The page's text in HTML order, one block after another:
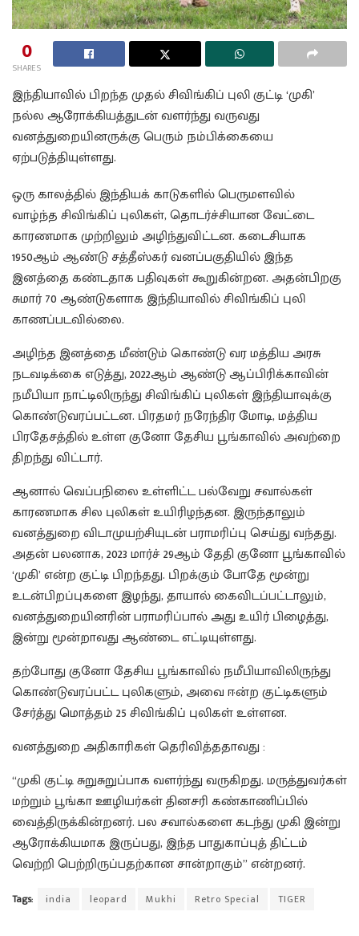
0
SHARES
இந்தியாவில் பிறந்த முதல் சிவிங்கிப் புலி குட்டி ‘முகி’
நல்ல ஆரோக்கியத்துடன் வளர்ந்து வருவது
வனத்துறையினருக்கு பெரும் நம்பிக்கையை
ஏற்படுத்தியுள்ளது.
ஒரு காலத்தில் இந்தியக் காடுகளில் பெருமளவில்
வாழ்ந்த சிவிங்கிப் புலிகள், தொடர்ச்சியான வேட்டை
காரணமாக முற்றிலும் அழிந்துவிட்டன. கடைசியாக
1950ஆம் ஆண்டு சத்தீஸ்கர் வனப்பகுதியில் இந்த
இனத்தை கண்டதாக பதிவுகள் கூறுகின்றன. அதன்பிறகு
சுமார் 70 ஆண்டுகளாக இந்தியாவில் சிவிங்கிப் புலி
காணப்படவில்லை.
அழிந்த இனத்தை மீண்டும் கொண்டு வர மத்திய அரசு
நடவடிக்கை எடுத்து, 2022ஆம் ஆண்டு ஆப்பிரிக்காவின்
நமீபியா நாட்டிலிருந்து சிவிங்கிப் புலிகள் இந்தியாவுக்கு
கொண்டுவரப்பட்டன. பிரதமர் நரேந்திர மோடி, மத்திய
பிரதேசத்தில் உள்ள குனோ தேசிய பூங்காவில் அவற்றை
திறந்து விட்டார்.
ஆனால் வெப்பநிலை உள்ளிட்ட பல்வேறு சவால்கள்
காரணமாக சில புலிகள் உயிரிழந்தன. இருந்தாலும்
வனத்துறை விடாமுயற்சியுடன் பராமரிப்பு செய்து வந்தது.
அதன் பலனாக, 2023 மார்ச் 29ஆம் தேதி குனோ பூங்காவில்
‘முகி’ என்ற குட்டி பிறந்தது. பிறக்கும் போதே மூன்று
உடன்பிறப்புகளை இழந்து, தாயால் கைவிடப்பட்டாலும்,
வனத்துறையினரின் பராமரிப்பால் அது உயிர் பிழைத்து,
இன்று மூன்றாவது ஆண்டை எட்டியுள்ளது.
தற்போது குனோ தேசிய பூங்காவில் நமீபியாவிலிருந்து
கொண்டுவரப்பட்ட புலிகளும், அவை ஈன்ற குட்டிகளும்
சேர்த்து மொத்தம் 25 சிவிங்கிப் புலிகள் உள்ளன.
வனத்துறை அதிகாரிகள் தெரிவித்ததாவது :
“முகி குட்டி சுறுசுறுப்பாக வளர்ந்து வருகிறது. மருத்துவர்கள்
மற்றும் பூங்கா ஊழியர்கள் தினசரி கண்காணிப்பில்
வைத்திருக்கின்றனர். பல சவால்களை கடந்து முகி இன்று
ஆரோக்கியமாக இருப்பது, இந்த பாதுகாப்புத் திட்டம்
வெற்றி பெற்றிருப்பதற்கான சான்றாகும்” என்றனர்.
Tags: india leopard Mukhi Retro Special TIGER